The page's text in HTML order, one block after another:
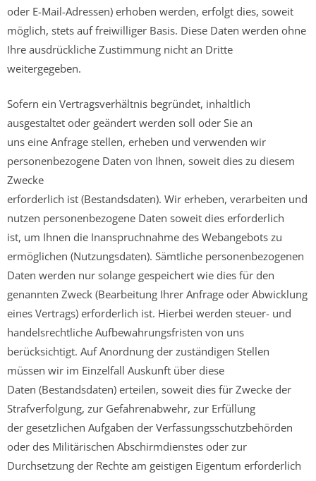
oder E-Mail-Adressen) erhoben werden, erfolgt dies, soweit
möglich, stets auf freiwilliger Basis. Diese Daten werden ohne
Ihre ausdrückliche Zustimmung nicht an Dritte
weitergegeben.
Sofern ein Vertragsverhältnis begründet, inhaltlich
ausgestaltet oder geändert werden soll oder Sie an
uns eine Anfrage stellen, erheben und verwenden wir
personenbezogene Daten von Ihnen, soweit dies zu diesem
Zwecke
erforderlich ist (Bestandsdaten). Wir erheben, verarbeiten und
nutzen personenbezogene Daten soweit dies erforderlich
ist, um Ihnen die Inanspruchnahme des Webangebots zu
ermöglichen (Nutzungsdaten). Sämtliche personenbezogenen
Daten werden nur solange gespeichert wie dies für den
genannten Zweck (Bearbeitung Ihrer Anfrage oder Abwicklung
eines Vertrags) erforderlich ist. Hierbei werden steuer- und
handelsrechtliche Aufbewahrungsfristen von uns
berücksichtigt. Auf Anordnung der zuständigen Stellen
müssen wir im Einzelfall Auskunft über diese
Daten (Bestandsdaten) erteilen, soweit dies für Zwecke der
Strafverfolgung, zur Gefahrenabwehr, zur Erfüllung
der gesetzlichen Aufgaben der Verfassungsschutzbehörden
oder des Militärischen Abschirmdienstes oder zur
Durchsetzung der Rechte am geistigen Eigentum erforderlich